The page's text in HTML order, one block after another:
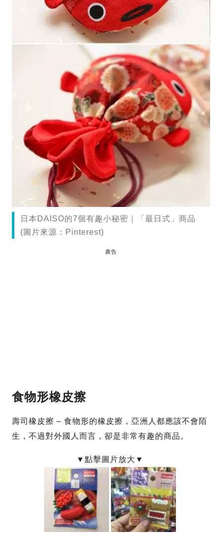
日本DAISO的7個有趣小秘密｜「最日式」商品
(圖片來源：Pinterest)
廣告
食物形橡皮擦
壽司橡皮擦 – 食物形的橡皮擦，亞洲人都應該不會陌
生，不過對外國人而言，卻是非常有趣的商品。